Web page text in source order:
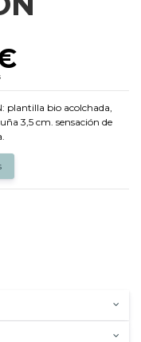
plantilla bio acolchada,
3,5 cm. sensación de